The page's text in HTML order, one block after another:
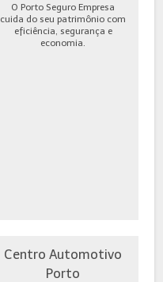
O Porto Seguro Empresa
cuida do seu patrimônio com
eficiência, segurança e
economia.
Centro Automotivo
Porto